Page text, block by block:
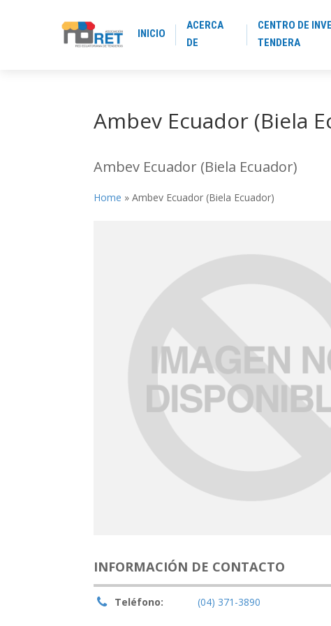
INICIO
ACERCA
DE
CENTRO DE
TENDERA
Ambev Ecuador (Biela
Ambev Ecuador (Biela Ecuador)
Home »Ambev Ecuador (Biela Ecuador)
INFORMACIÓN DE CONTACTO
Teléfono: (04) 371-3890